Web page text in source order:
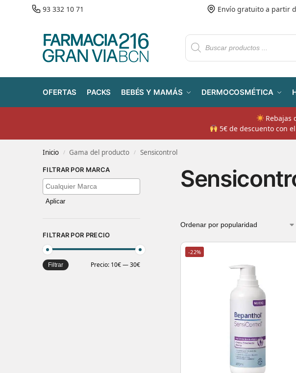
93 332 10 71 Envío gratuito a partir
OFERTAS PACKS BEBÉS Y MAMÁS DERMOCOSMÉTICA
Rebajas
5€ de descuento con
Inicio / Gama del producto / Sensicontrol
-22%
FILTRAR POR MARCA
Aplicar
FILTRAR POR PRECIO
Filtrar Precio: 10€—30€